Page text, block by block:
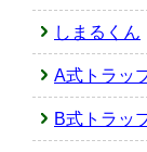
しまるくん
A式トラッ
B式トラッ